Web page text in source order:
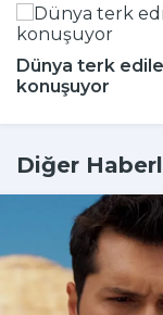
Dünya terk
konuşuyor
Diğer